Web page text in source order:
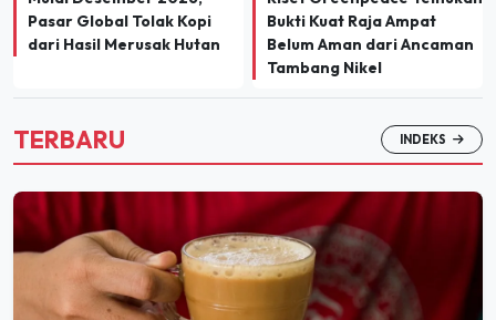
Pasar Global Tolak Kopi
dari Hasil Merusak Hutan
Bukti Kuat Raja Ampat
Belum Aman dari Ancaman
Tambang Nikel
TERBARU INDEKS